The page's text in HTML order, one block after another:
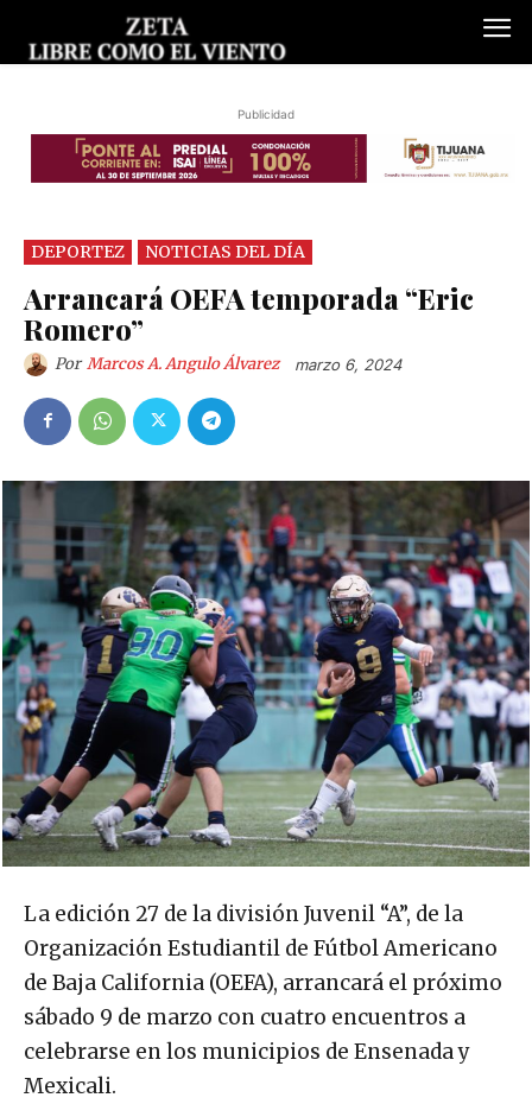
Publicidad
DEPORTEZ NOTICIAS DEL DÍA
Arrancará OEFA temporada “Eric
Romero”
Por Marcos A. Angulo Álvarez marzo 6, 2024
La edición 27 de la división Juvenil “A”, de la
Organización Estudiantil de Fútbol Americano
de Baja California (OEFA), arrancará el próximo
sábado 9 de marzo con cuatro encuentros a
celebrarse en los municipios de Ensenada y
Mexicali.